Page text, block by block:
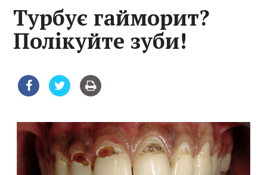
Турбує гайморит?
Полікуйте зуби!